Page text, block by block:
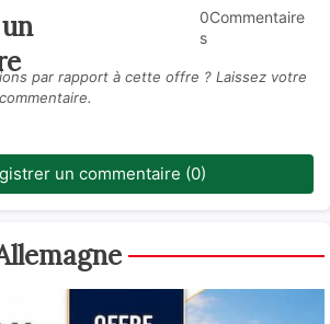
0Commentaire
s
par rapport à cette offre ? Laissez votre
un commentaire (0)